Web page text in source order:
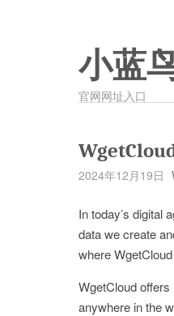
小蓝
官网网址入口
2024年12月19日
In today’s digital
data we create
where
WgetCloud
anywhere in the